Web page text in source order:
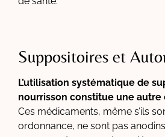
Suppositoires et
L’utilisation systématique de
nourrisson constitue une
Ces médicaments, même s’ils
ordonnance, ne sont pas